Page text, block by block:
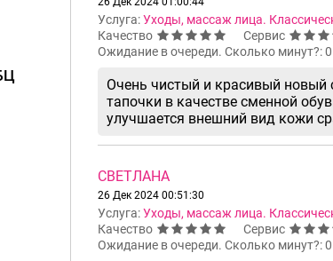
Услуга:Уходы, массаж лица.
Качество
Сервис
Ожидание в очереди. Сколько минут?: 0
Очень чистый и красивый новый
тапочки в качестве сменной
улучшается внешний вид кожи
СВЕТЛАНА
26 Дек 2024 00:51:30
Услуга:Уходы, массаж лица.
Качество
Сервис
Ожидание в очереди. Сколько минут?: 0